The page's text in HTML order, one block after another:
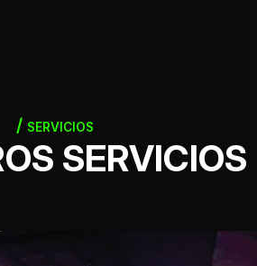
SERVICIOS
SERVICIOS